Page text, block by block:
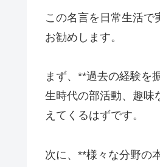
この名言を日常生活で
お勧めします。
まず、**過去の経験を
生時代の部活動、趣味
えてくるはずです。
次に、**様々な分野の